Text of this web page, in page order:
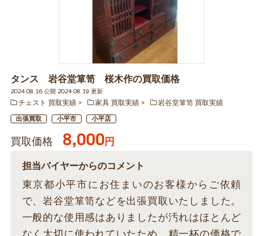
タンス 岩谷堂箪笥 桜木作の買取価格
2024.08.16 公開 2024.08.19 更新
チェスト 買取実績
家具 買取実績 岩谷堂箪笥 買取実績
出張買取 小平市 小平店
買取価格 8,000円
担当バイヤーからのコメント
東京都小平市にお住まいのお客様からご依頼
で、岩谷堂箪笥などを出張買取いたしました。
一般的な使用感はありましたが汚れはほとんど
なく大切に使われていたため、精一杯の価格で